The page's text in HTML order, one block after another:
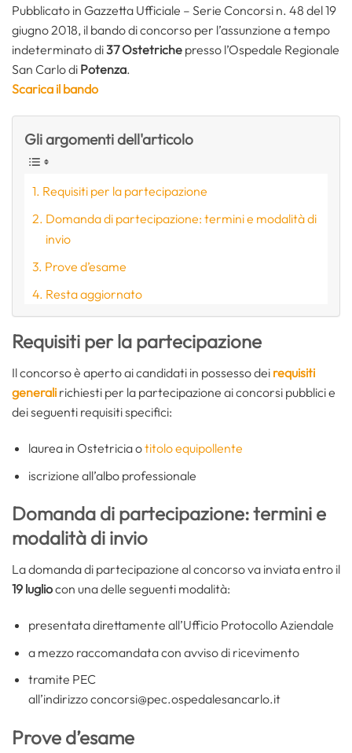
Pubblicato in Gazzetta Ufficiale – Serie Concorsi n. 48 del 19
giugno 2018, il bando di concorso per l’assunzione a tempo
indeterminato di37 Ostetriche presso l’Ospedale Regionale
San Carlo di Potenza.
Scarica il bando
Gli argomenti dell'articolo
Requisiti per la partecipazione
Domanda di partecipazione: termini e modalità di
invio
Prove d’esame
Resta aggiornato
Requisiti per la partecipazione
Il concorso è aperto ai candidati in possesso dei requisiti
generali richiesti per la partecipazione ai concorsi pubblici e
dei seguenti requisiti specifici:
laurea in Ostetricia otitolo equipollente
iscrizione all’albo professionale
Domanda di partecipazione: termini e
modalità di invio
La domanda di partecipazione al concorso va inviata entro il
19 lugliocon una delle seguenti modalità:
presentata direttamente all’Ufficio Protocollo Aziendale
a mezzo raccomandata con avviso di ricevimento
tramite PEC
all’indirizzo concorsi@pec.ospedalesancarlo.it
Prove d’esame